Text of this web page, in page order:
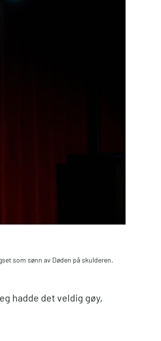
som sønn av Døden på skulderen.
hadde det veldig gøy,